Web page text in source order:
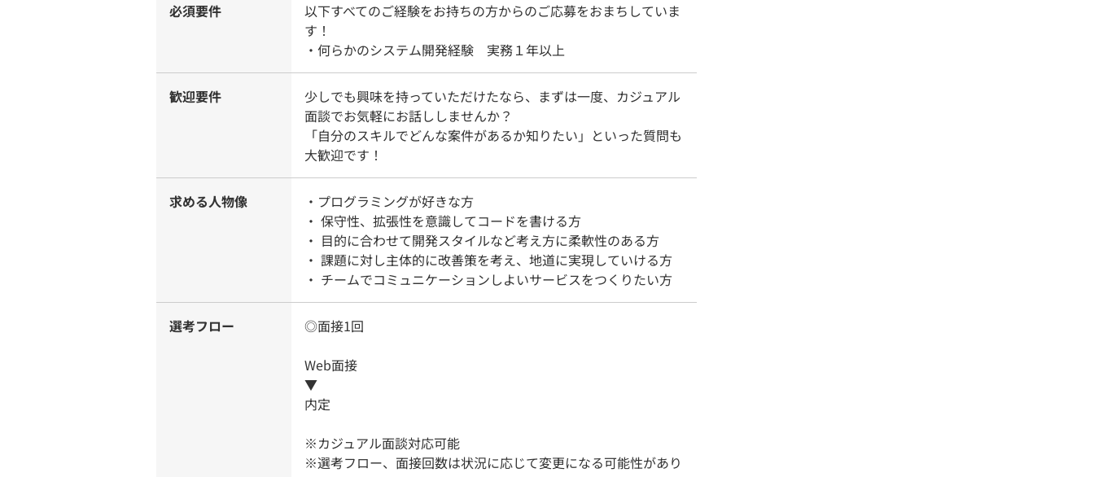
必須要件
以下すべてのご経験をお持ちの方からのご応募をおまちしていま
す！
・何らかのシステム開発経験 実務１年以上
歓迎要件
少しでも興味を持っていただけたなら、まずは一度、カジュアル
面談でお気軽にお話ししませんか？
「自分のスキルでどんな案件があるか知りたい」といった質問も
大歓迎です！
求める人物像
・プログラミングが好きな方
・ 保守性、拡張性を意識してコードを書ける方
・ 目的に合わせて開発スタイルなど考え方に柔軟性のある方
・ 課題に対し主体的に改善策を考え、地道に実現していける方
・ チームでコミュニケーションしよいサービスをつくりたい方
選考フロー
◎面接1回
Web面接
▼
内定
※カジュアル面談対応可能
※選考フロー、面接回数は状況に応じて変更になる可能性があり